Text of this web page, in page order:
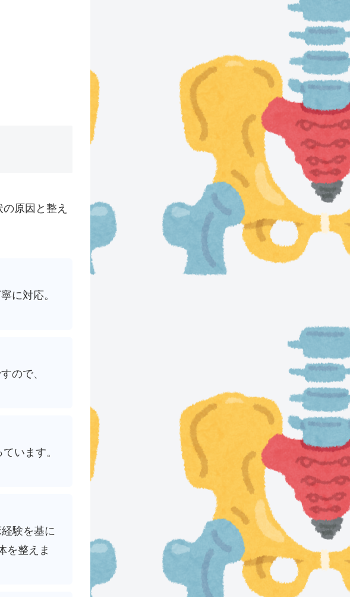
原因と整え
に対応。
ので、
います。
験を基に
を整えま